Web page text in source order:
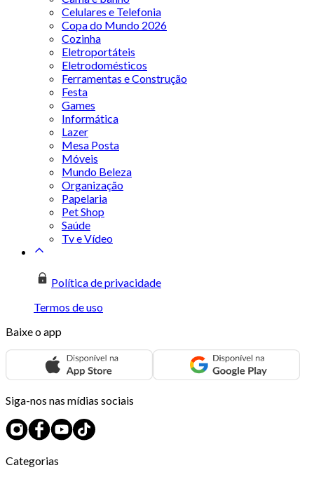
Celulares e Telefonia
Copa do Mundo 2026
Cozinha
Eletroportáteis
Eletrodomésticos
Ferramentas e Construção
Festa
Games
Informática
Lazer
Mesa Posta
Móveis
Mundo Beleza
Organização
Papelaria
Pet Shop
Saúde
Tv e Vídeo
Política de privacidade
Termos de uso
Baixe o app
Siga-nos nas mídias sociais
Categorias